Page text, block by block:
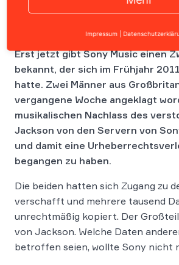
Erst jetzt gibt Sony Music einen
bekannt, der sich im Frühjahr
hatte. Zwei Männer aus
vergangene Woche angeklagt
musikalischen Nachlass des
Jackson von den Servern von
und damit eine
begangen zu haben.
Die beiden hatten sich Zugang zu
verschafft und mehrere tausend
unrechtmäßig kopiert. Der
von Jackson. Welche Daten
betroffen seien, wollte Sony nicht
Impressum